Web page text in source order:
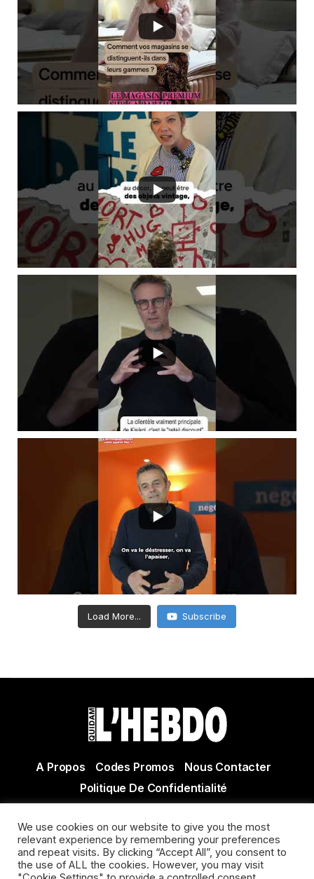
Load More... Subscribe
A Propos Codes Promos
Nous Contacter
Politique De Confidentialité
Actualité Agen - Actualité en lot et Garonne - Actualité
Villeneuve sur Lot
We use cookies on our website to give you the most
relevant experience by remembering your preferences
and repeat visits. By clicking “Accept All”, you consent to
the use of ALL the cookies. However, you may visit